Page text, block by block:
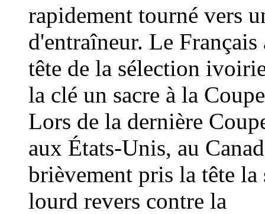
rapidement tourné vers
d'entraîneur. Le
tête de la sélection
la clé un sacre à la
Lors de la dernière
aux États-Unis, au
brièvement pris la tête
lourd revers contre la